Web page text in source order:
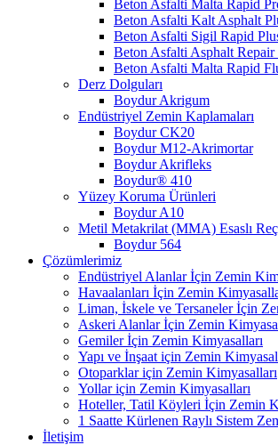
Beton Asfalti Malta Rapid
Beton Asfalti Kalt Asphalt
Beton Asfalti Sigil Rapid
Beton Asfalti Asphalt Repair
Beton Asfalti Malta Rapid
Derz Dolguları
Boydur Akrigum
Endüstriyel Zemin Kaplamaları
Boydur CK20
Boydur M12-Akrimortar
Boydur Akrifleks
Boydur® 410
Yüzey Koruma Ürünleri
Boydur A10
Metil Metakrilat (MMA) Esaslı
Boydur 564
Çözümlerimiz
Endüstriyel Alanlar İçin Zemin
Havaalanları İçin Zemin
Liman, İskele ve Tersaneler İçin
Askeri Alanlar İçin Zemin
Gemiler İçin Zemin Kimyasalları
Yapı ve İnşaat için Zemin
Otoparklar için Zemin Kimyasalları
Yollar için Zemin Kimyasalları
Hoteller, Tatil Köyleri İçin Zemin
1 Saatte Kürlenen Raylı Sistem
İletişim